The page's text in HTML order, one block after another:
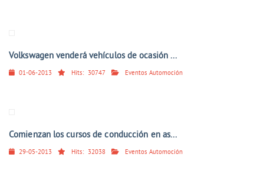
Volkswagen venderá vehículos de ocasión ...
01-06-2013 Hits: 30747 Eventos Automoción
Comienzan los cursos de conducción en as...
29-05-2013 Hits: 32038 Eventos Automoción